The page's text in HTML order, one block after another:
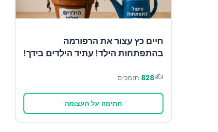
חיים כץ עצור את הרפורמה
בהתפתחות הילד! עתיד הילדים בידך!
✍️
828 תומכים
חתימה על העצומה